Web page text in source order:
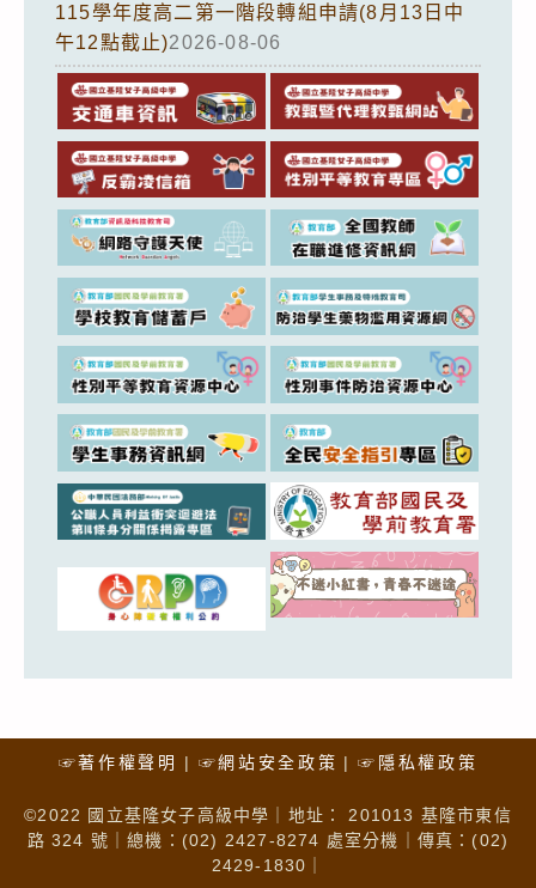
115學年度高二第一階段轉組申請(8月13日中
午12點截止)2026-08-06
☞著作權聲明 ☞網站安全政策 ☞隱私權政策
©2022 國立基隆女子高級中學｜地址： 201013 基隆市東信
路 324 號｜總機：(02) 2427-8274 處室分機｜傳真：(02)
2429-1830｜